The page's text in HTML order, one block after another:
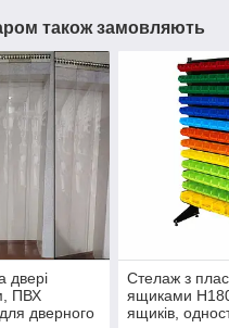
також замовляють
двері
ПВХ
дверного
Стелаж з
ящиками
ящиків,